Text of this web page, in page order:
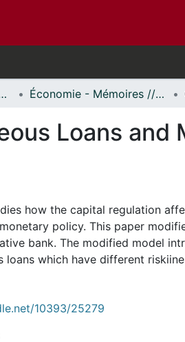
// Economics Économie - Mémoires // Economics - Research Papers
Loans and
how the capital regulation
policy. This paper
bank. The modified model
loans which have different
10393/25279